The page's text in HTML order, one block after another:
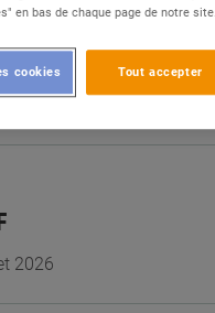
2026
2026
en bas de chaque page de notre site.
Tout accepter
cookies